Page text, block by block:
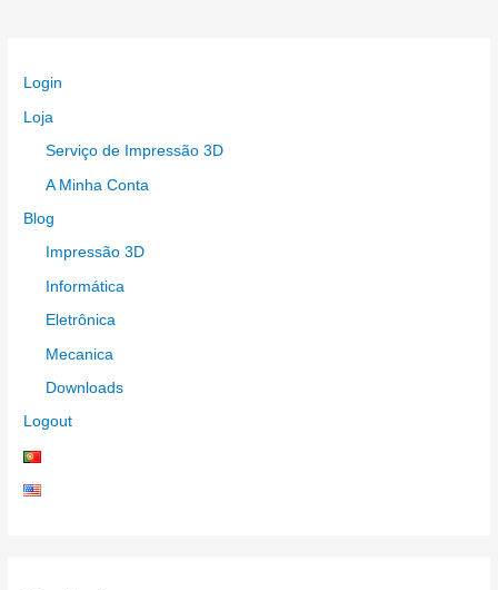
Login
Loja
Serviço de Impressão 3D
A Minha Conta
Blog
Impressão 3D
Informática
Eletrônica
Mecanica
Downloads
Logout